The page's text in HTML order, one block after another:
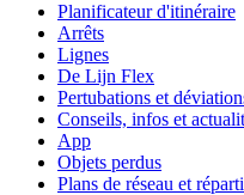
Planificateur d'itinéraire
Arrêts
Lignes
De Lijn Flex
Pertubations et
Conseils, infos et
App
Objets perdus
Plans de réseau et